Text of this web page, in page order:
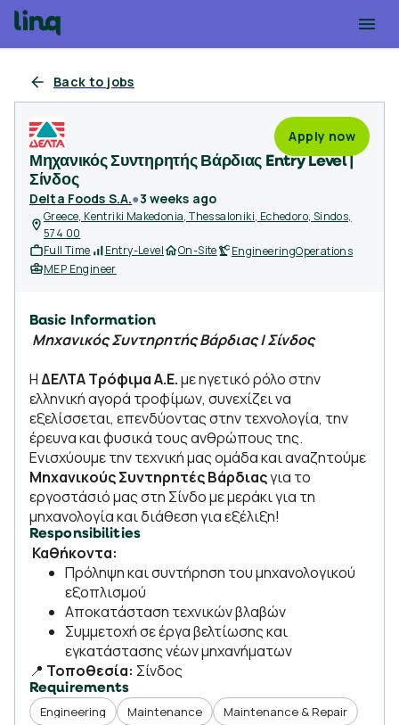
Back to jobs
Μηχανικός Συντηρητής Βάρδιας Entry Level |
Σίνδος
Delta Foods S.A.●3 weeks ago
Apply now
Greece, Kentriki Makedonia, Thessaloniki, Echedoro, Sindos,
574 00
Full Time
Entry-Level On-Site EngineeringOperations
MEP Engineer
Basic Information
Μηχανικός Συντηρητής Βάρδιας | Σίνδος
ΗΔΕΛΤΑ Τρόφιμα Α.Ε.με ηγετικό ρόλο στην
ελληνική αγορά τροφίμων, συνεχίζει να
εξελίσσεται, επενδύοντας στην τεχνολογία, την
έρευνα και φυσικά τους ανθρώπους της.
Ενισχύουμε την τεχνική μας ομάδα και αναζητούμε
Μηχανικούς Συντηρητές Βάρδιαςγια το
εργοστάσιό μας στη Σίνδο με μεράκι για τη
μηχανολογία και διάθεση για εξέλιξη!
Responsibilities
Καθήκοντα:
Πρόληψη και συντήρηση του μηχανολογικού
εξοπλισμού
Αποκατάσταση τεχνικών βλαβών
Συμμετοχή σε έργα βελτίωσης και
εγκατάστασης νέων μηχανήματων
📍 Τοποθεσία: Σίνδος
Requirements
Engineering Maintenance Maintenance & Repair